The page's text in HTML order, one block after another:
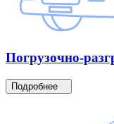
Погрузочно-
Подробнее